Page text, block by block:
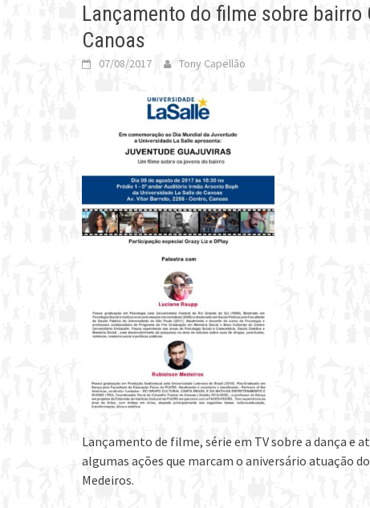
Lançamento do filme sobre
Canoas
07/08/2017 Tony Capellão
Lançamento de filme, série em TV sobre a dança e
algumas ações que marcam o aniversário atuação
Medeiros.